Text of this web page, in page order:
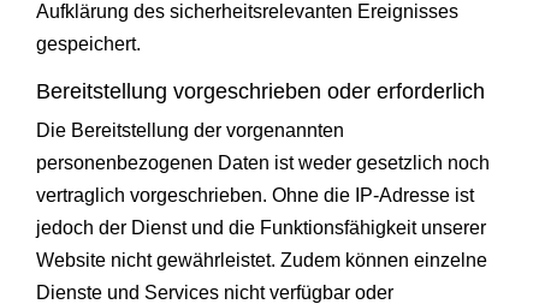
Aufklärung des sicherheitsrelevanten Ereignisses
gespeichert.
Bereitstellung vorgeschrieben oder erforderlich
Die Bereitstellung der vorgenannten
personenbezogenen Daten ist weder gesetzlich noch
vertraglich vorgeschrieben. Ohne die IP-Adresse ist
jedoch der Dienst und die Funktionsfähigkeit unserer
Website nicht gewährleistet. Zudem können einzelne
Dienste und Services nicht verfügbar oder